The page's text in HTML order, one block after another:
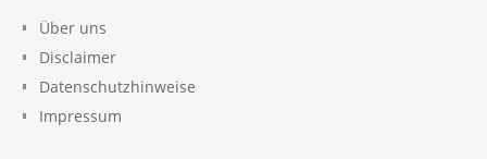
Über uns
Disclaimer
Datenschutzhinweise
Impressum